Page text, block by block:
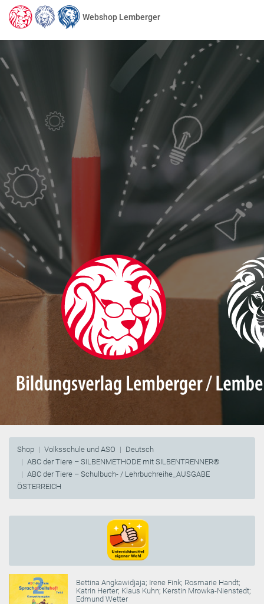
Webshop Lemberger
Shop Volksschule und ASO
Deutsch
ABC der Tiere – SILBENMETHODE mit SILBENTRENNER®
ABC der Tiere – Schulbuch- / Lehrbuchreihe_AUSGABE
ÖSTERREICH
Bettina Angkawidjaja; Irene Fink; Rosmarie Handt;
Katrin Herter; Klaus Kuhn; Kerstin Mrowka-Nienstedt;
Edmund Wetter